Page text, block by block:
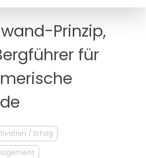
Prinzip,
für
/ Erfolg